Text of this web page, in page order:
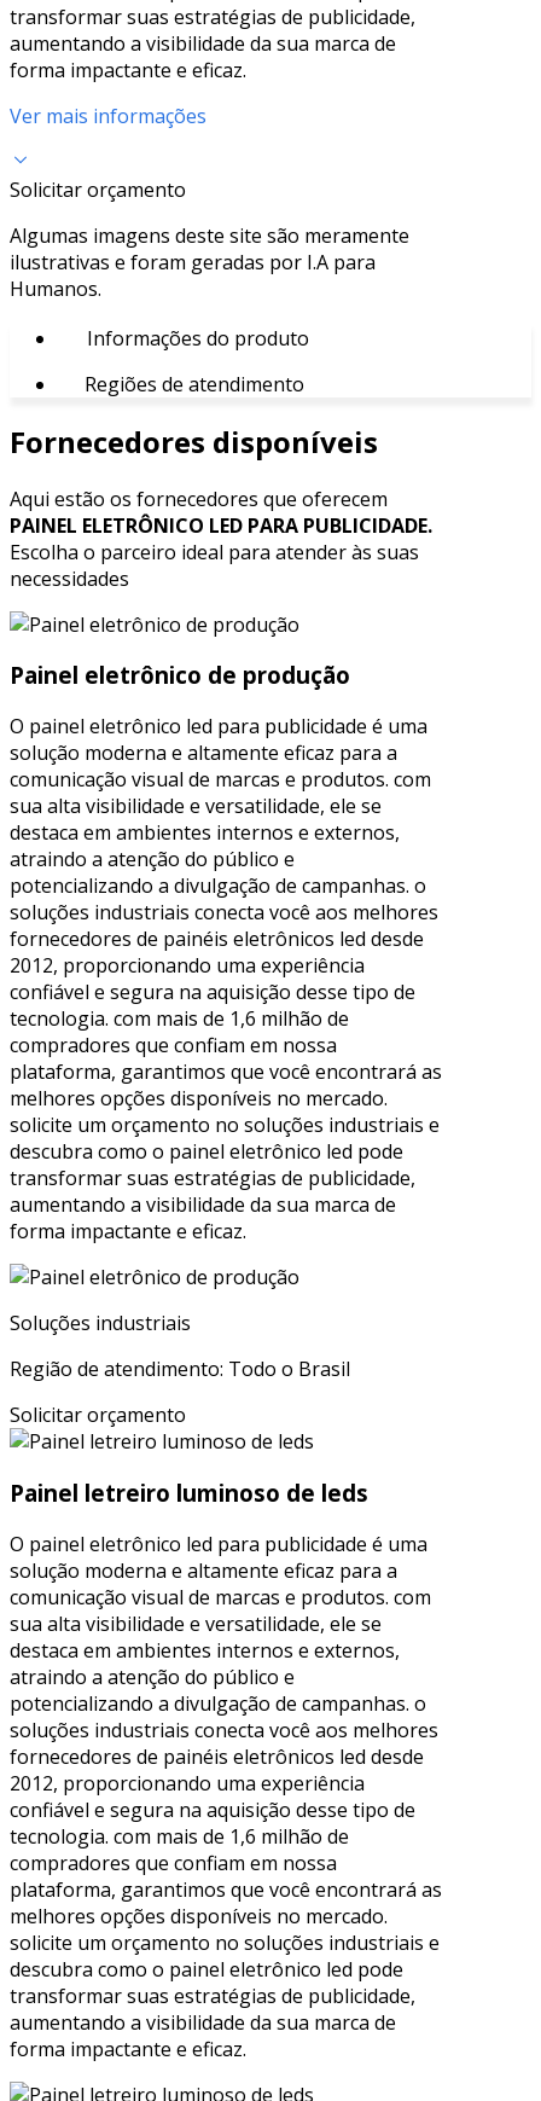
transformar suas estratégias de publicidade,
aumentando a visibilidade da sua marca de
forma impactante e eficaz.
Ver mais informações
Solicitar orçamento
Algumas imagens deste site são meramente
ilustrativas e foram geradas por I.A para
Humanos.
Informações do produto
Regiões de atendimento
Fornecedores disponíveis
Aqui estão os fornecedores que oferecem
PAINEL ELETRÔNICO LED PARA PUBLICIDADE.
Escolha o parceiro ideal para atender às suas
necessidades
Painel eletrônico de produção
O painel eletrônico led para publicidade é uma
solução moderna e altamente eficaz para a
comunicação visual de marcas e produtos. com
sua alta visibilidade e versatilidade, ele se
destaca em ambientes internos e externos,
atraindo a atenção do público e
potencializando a divulgação de campanhas. o
soluções industriais conecta você aos melhores
fornecedores de painéis eletrônicos led desde
2012, proporcionando uma experiência
confiável e segura na aquisição desse tipo de
tecnologia. com mais de 1,6 milhão de
compradores que confiam em nossa
plataforma, garantimos que você encontrará as
melhores opções disponíveis no mercado.
solicite um orçamento no soluções industriais e
descubra como o painel eletrônico led pode
transformar suas estratégias de publicidade,
aumentando a visibilidade da sua marca de
forma impactante e eficaz.
Soluções industriais
Região de atendimento: Todo o Brasil
Solicitar orçamento
Painel letreiro luminoso de leds
O painel eletrônico led para publicidade é uma
solução moderna e altamente eficaz para a
comunicação visual de marcas e produtos. com
sua alta visibilidade e versatilidade, ele se
destaca em ambientes internos e externos,
atraindo a atenção do público e
potencializando a divulgação de campanhas. o
soluções industriais conecta você aos melhores
fornecedores de painéis eletrônicos led desde
2012, proporcionando uma experiência
confiável e segura na aquisição desse tipo de
tecnologia. com mais de 1,6 milhão de
compradores que confiam em nossa
plataforma, garantimos que você encontrará as
melhores opções disponíveis no mercado.
solicite um orçamento no soluções industriais e
descubra como o painel eletrônico led pode
transformar suas estratégias de publicidade,
aumentando a visibilidade da sua marca de
forma impactante e eficaz.